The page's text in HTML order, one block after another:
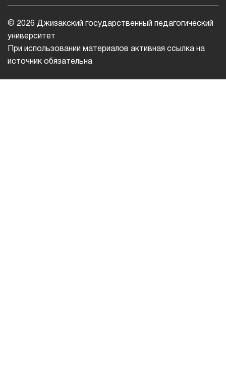
© 2026 Джизакский государственный педагогический
университет
При использовании материалов активная ссылка на
источник обязательна